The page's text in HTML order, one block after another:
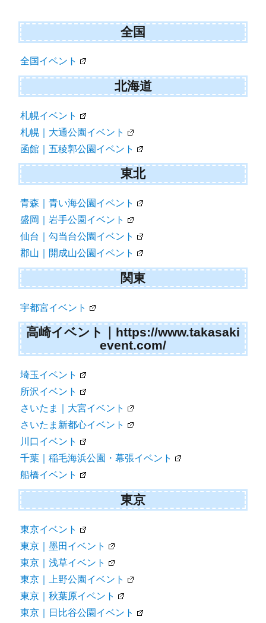
全国
全国イベント
北海道
札幌イベント
札幌｜大通公園イベント
函館｜五稜郭公園イベント
東北
青森｜青い海公園イベント
盛岡｜岩手公園イベント
仙台｜勾当台公園イベント
郡山｜開成山公園イベント
関東
宇都宮イベント
高崎イベント｜https://www.takasaki
event.com/
埼玉イベント
所沢イベント
さいたま｜大宮イベント
さいたま新都心イベント
川口イベント
千葉｜稲毛海浜公園・幕張イベント
船橋イベント
東京
東京イベント
東京｜墨田イベント
東京｜浅草イベント
東京｜上野公園イベント
東京｜秋葉原イベント
東京｜日比谷公園イベント